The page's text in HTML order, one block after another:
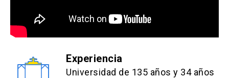
Experiencia
Universidad de 135 años y 34 años